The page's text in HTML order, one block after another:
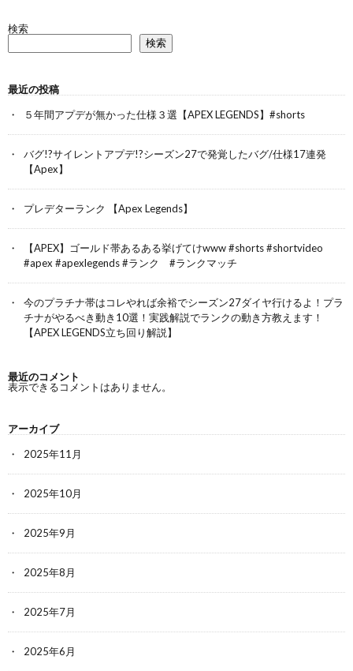
検索
検索
最近の投稿
５年間アプデが無かった仕様３選【APEX LEGENDS】#shorts
バグ!?サイレントアプデ!?シーズン27で発覚したバグ/仕様17連発
【Apex】
プレデターランク 【Apex Legends】
【APEX】ゴールド帯あるある挙げてけwww #shorts #shortvideo
#apex #apexlegends #ランク #ランクマッチ
今のプラチナ帯はコレやれば余裕でシーズン27ダイヤ行けるよ！プラ
チナがやるべき動き10選！実践解説でランクの動き方教えます！
【APEX LEGENDS立ち回り解説】
最近のコメント
表示できるコメントはありません。
アーカイブ
2025年11月
2025年10月
2025年9月
2025年8月
2025年7月
2025年6月